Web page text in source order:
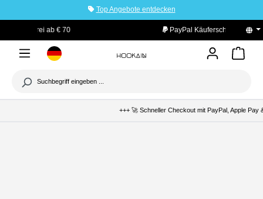
Top Angebote entdecken
PayPal Käuferschutz
+++ 🚀 Schneller Checkout mit PayPal, Apple Pay